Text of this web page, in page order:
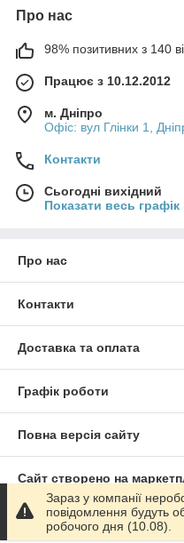
Про нас
98% позитивних з 140
Працює з 10.12.2012
м. Дніпро
Офіс: вул Глінки 1,
Контакти
Сьогодні вихідний
Показати весь
Про нас
Контакти
Доставка та оплата
Графік роботи
Повна версія сайту
Сайт створено на
Політика конфіденційності
Зараз у компанії
повідомлення будуть
робочого дня (10.08).